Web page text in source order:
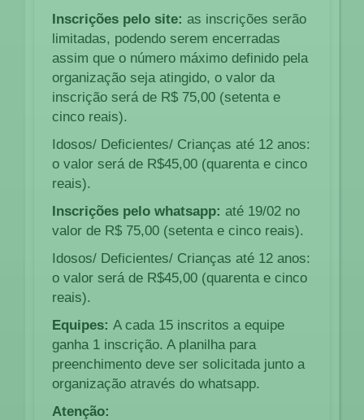
Inscrições pelo site: as inscrições serão
limitadas, podendo serem encerradas
assim que o número máximo definido pela
organização seja atingido, o valor da
inscrição será de R$ 75,00 (setenta e
cinco reais).
Idosos/ Deficientes/ Crianças até 12 anos:
o valor será de R$45,00 (quarenta e cinco
reais).
Inscrições pelo whatsapp: até 19/02 no
valor de R$ 75,00 (setenta e cinco reais).
Idosos/ Deficientes/ Crianças até 12 anos:
o valor será de R$45,00 (quarenta e cinco
reais).
Equipes: A cada 15 inscritos a equipe
ganha 1 inscrição. A planilha para
preenchimento deve ser solicitada junto a
organização através do whatsapp.
Atenção: